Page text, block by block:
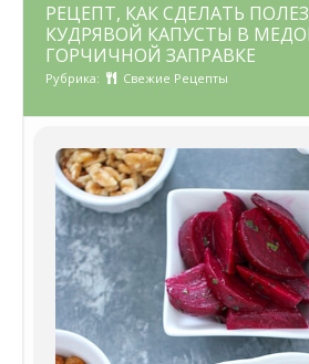
РЕЦЕПТ, КАК СДЕЛАТЬ
КУДРЯВОЙ КАПУСТЫ В
ГОРЧИЧНОЙ ЗАПРАВКЕ
Рубрика: Свежие Рецепты